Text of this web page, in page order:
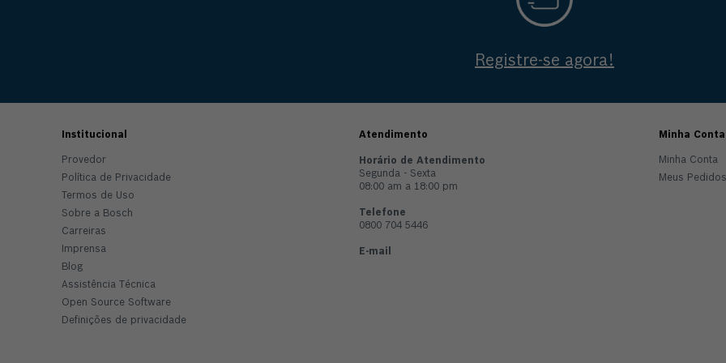
Registre-se agora!
Institucional
Definições de privacidade
Provedor
Política de Privacidade
Termos de Uso
Sobre a Bosch
Carreiras
Imprensa
Blog
Assistência Técnica
Open Source Software
Atendimento
Horário de Atendimento
Segunda - Sexta
08:00 am a 18:00 pm
Telefone
0800 704 5446
E-mail
Minha Conta
Minha Conta
Meus Pedidos